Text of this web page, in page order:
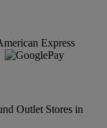
Outlet Stores in